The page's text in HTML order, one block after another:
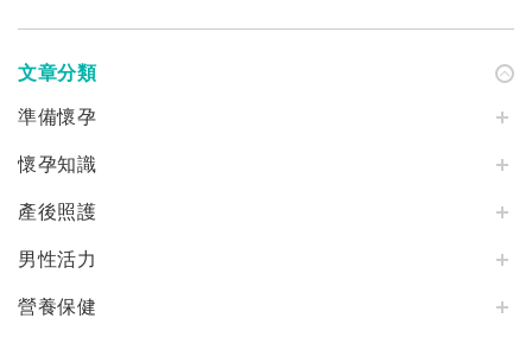
文章分類
準備懷孕
懷孕知識
產後照護
男性活力
營養保健